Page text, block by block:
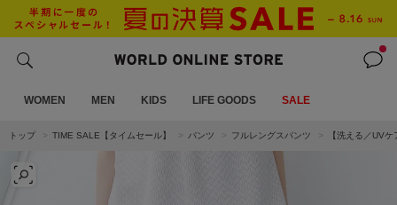
WOMEN MEN KIDS LIFE GOODS SALE
トップ TIME SALE【タイムセール】 パンツ フルレングスパンツ 【洗える／UV